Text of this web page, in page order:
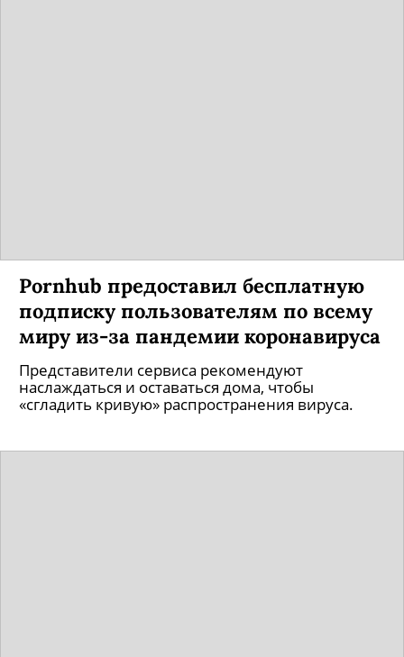
Pornhub предоставил бесплатную
подписку пользователям по всему
миру из-за пандемии коронавируса
Представители сервиса рекомендуют
наслаждаться и оставаться дома, чтобы
«сгладить кривую» распространения вируса.